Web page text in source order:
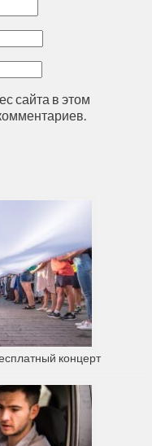
сайта в этом
концерт